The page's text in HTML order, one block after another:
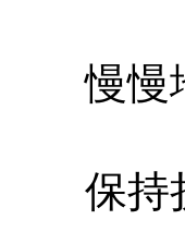
慢慢地
保持折